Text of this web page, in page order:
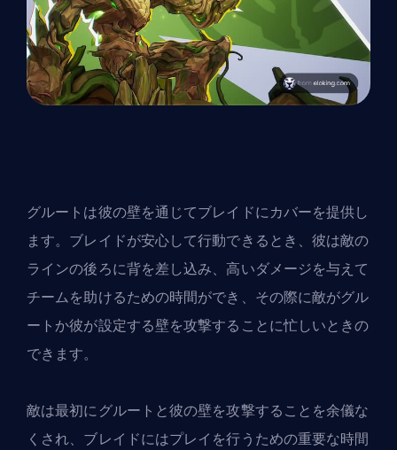
グルートは彼の壁を通じてブレイドにカバーを提供し
ます。ブレイドが安心して行動できるとき、彼は敵の
ラインの後ろに背を差し込み、高いダメージを与えて
チームを助けるための時間ができ、その際に敵がグル
ートか彼が設定する壁を攻撃することに忙しいときの
できます。
敵は最初にグルートと彼の壁を攻撃することを余儀な
くされ、ブレイドにはプレイを行うための重要な時間